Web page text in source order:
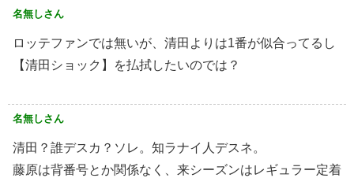
名無しさん
ロッテファンでは無いが、清田よりは1番が似合ってるし
【清田ショック】を払拭したいのでは？
名無しさん
清田？誰デスカ？ソレ。知ラナイ人デスネ。
藤原は背番号とか関係なく、来シーズンはレギュラー定着